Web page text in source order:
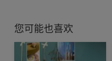
您可能也喜欢